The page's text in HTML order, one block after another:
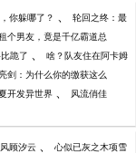
你躲哪了？ 、 轮回之终：最
个男友，竟是千亿霸道总
跪了 、 啥？队友住在阿卡姆
剑：为什么你的缴获这么
开发异世界 、 风流俏佳
顾汐云 、 心似已灰之木项雪